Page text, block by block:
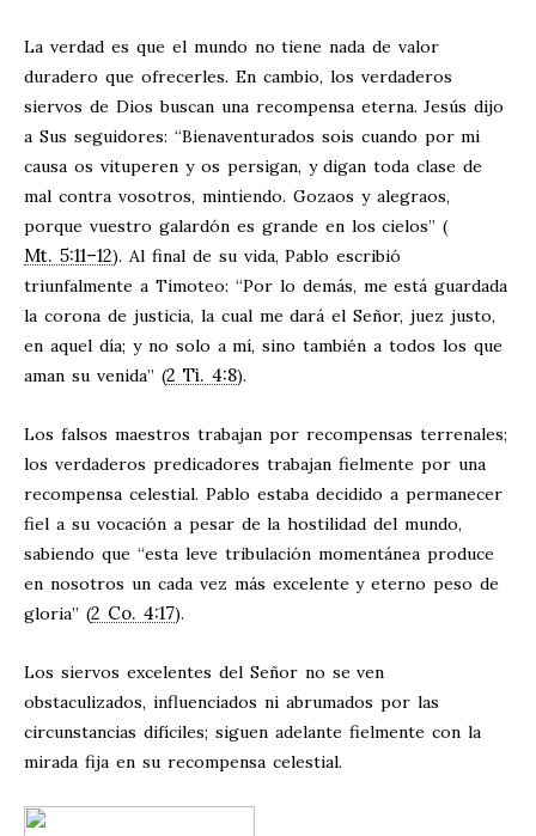
La verdad es que el mundo no tiene nada de valor
duradero que ofrecerles. En cambio, los verdaderos
siervos de Dios buscan una recompensa eterna. Jesús dijo
a Sus seguidores: “Bienaventurados sois cuando por mi
causa os vituperen y os persigan, y digan toda clase de
mal contra vosotros, mintiendo. Gozaos y alegraos,
porque vuestro galardón es grande en los cielos” (
Mt. 5:11–12). Al final de su vida, Pablo escribió
triunfalmente a Timoteo: “Por lo demás, me está guardada
la corona de justicia, la cual me dará el Señor, juez justo,
en aquel día; y no solo a mí, sino también a todos los que
aman su venida” (2 Ti. 4:8).
Los falsos maestros trabajan por recompensas terrenales;
los verdaderos predicadores trabajan fielmente por una
recompensa celestial. Pablo estaba decidido a permanecer
fiel a su vocación a pesar de la hostilidad del mundo,
sabiendo que “esta leve tribulación momentánea produce
en nosotros un cada vez más excelente y eterno peso de
gloria” (2 Co. 4:17).
Los siervos excelentes del Señor no se ven
obstaculizados, influenciados ni abrumados por las
circunstancias difíciles; siguen adelante fielmente con la
mirada fija en su recompensa celestial.